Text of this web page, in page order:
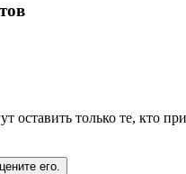
оставить только те, кто
его.